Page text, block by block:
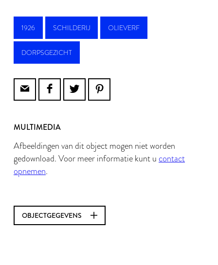
1926 SCHILDERIJ OLIEVERF
DORPSGEZICHT
MULTIMEDIA
Afbeeldingen van dit object mogen niet worden
gedownload. Voor meer informatie kunt u contact
opnemen.
OBJECTGEGEVENS